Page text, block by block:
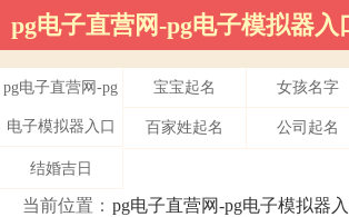
pg电子直营网-pg电子模拟器入
pg电子直营网-pg
电子模拟器入口
宝宝起名 女孩名字
百家姓起名 公司起名
结婚吉日
当前位置： pg电子直营网-pg电子模拟器